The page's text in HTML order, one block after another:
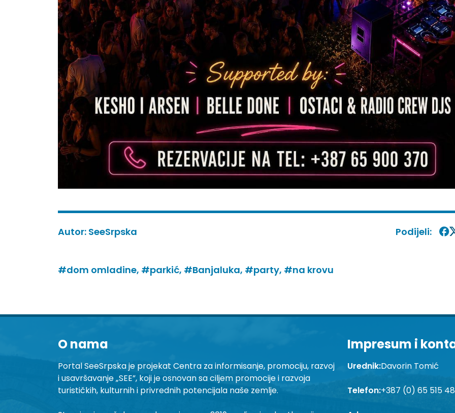
Autor: SeeSrpska Podijeli:
#dom omladine, #parkić, #Banjaluka, #party, #na krovu
O nama
Portal SeeSrpska je projekat Centra za informisanje, promociju, razvoj
i usavršavanje „SEE”, koji je osnovan sa ciljem promocije i razvoja
turističkih, kulturnih i privrednih potencijala naše zemlje.
Impresum i
Urednik:Davorin Tomić
Telefon:+387 (0) 65 515